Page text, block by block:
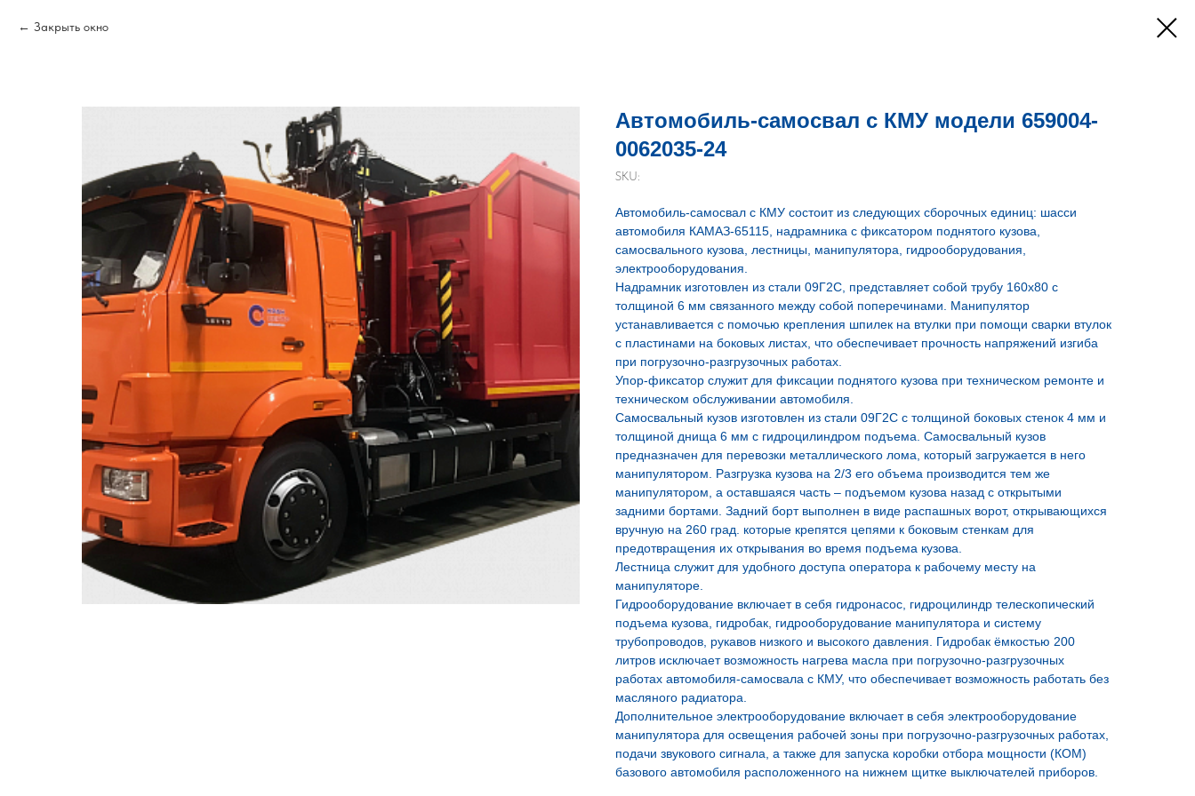
Закрыть окно
Автомобиль-самосвал с КМУ модели 659004-
0062035-24
SKU:
Автомобиль-самосвал с КМУ состоит из следующих сборочных единиц: шасси
автомобиля КАМАЗ-65115, надрамника с фиксатором поднятого кузова,
самосвального кузова, лестницы, манипулятора, гидрооборудования,
электрооборудования.
Надрамник изготовлен из стали 09Г2С, представляет собой трубу 160х80 с
толщиной 6 мм связанного между собой поперечинами. Манипулятор
устанавливается с помочью крепления шпилек на втулки при помощи сварки втулок
с пластинами на боковых листах, что обеспечивает прочность напряжений изгиба
при погрузочно-разгрузочных работах.
Упор-фиксатор служит для фиксации поднятого кузова при техническом ремонте и
техническом обслуживании автомобиля.
Самосвальный кузов изготовлен из стали 09Г2С с толщиной боковых стенок 4 мм и
толщиной днища 6 мм с гидроцилиндром подъема. Самосвальный кузов
предназначен для перевозки металлического лома, который загружается в него
манипулятором. Разгрузка кузова на 2/3 его объема производится тем же
манипулятором, а оставшаяся часть – подъемом кузова назад с открытыми
задними бортами. Задний борт выполнен в виде распашных ворот, открывающихся
вручную на 260 град. которые крепятся цепями к боковым стенкам для
предотвращения их открывания во время подъема кузова.
Лестница служит для удобного доступа оператора к рабочему месту на
манипуляторе.
Гидрооборудование включает в себя гидронасос, гидроцилиндр телескопический
подъема кузова, гидробак, гидрооборудование манипулятора и систему
трубопроводов, рукавов низкого и высокого давления. Гидробак ёмкостью 200
литров исключает возможность нагрева масла при погрузочно-разгрузочных
работах автомобиля-самосвала с КМУ, что обеспечивает возможность работать без
масляного радиатора.
Дополнительное электрооборудование включает в себя электрооборудование
манипулятора для освещения рабочей зоны при погрузочно-разгрузочных работах,
подачи звукового сигнала, а также для запуска коробки отбора мощности (КОМ)
базового автомобиля расположенного на нижнем щитке выключателей приборов.